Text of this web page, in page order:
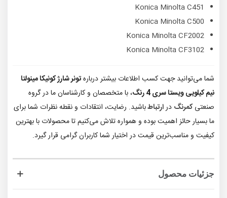
Konica Minolta C451
Konica Minolta C500
Konica Minolta CF2002
Konica Minolta CF3102
شما می‌توانید جهت کسب اطلاعات بیشتر دربارهتونر شارژ کونیکا مینولتا
نیم کیلویی ویستا سری 4 رنگ
، با متخصصان و کارشناسان ما در گروه
صنعتیکمرنگ درارتباطباشید. رضایت، انتقادات و نقطه نظرات شما برای
ما بسیار حائز اهمیت بوده و همواره تلاش می‌کنیم تا محصولات با بهترین
کیفیت و مناسب‌ترین قیمت در اختیار شما کاربران گرامی قرار گیرد.
جزئیات محصول